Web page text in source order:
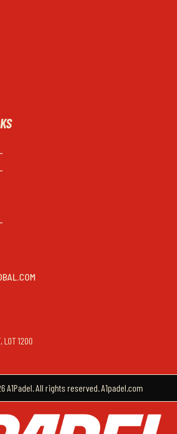
LOT 1200
A1Padel. All rights reserved. A1padel.com